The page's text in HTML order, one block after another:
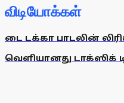
விடியோக்கள்
டை டக்கா பாடலின்
வெளியானது டாக்ஸிக்